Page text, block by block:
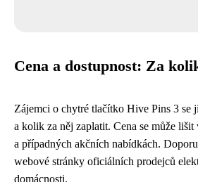
Cena a dostupnost: Za
Zájemci o chytré tlačítko Hive Pins 3 se
a kolik za něj zaplatit. Cena se může
a případných akčních nabídkách.
webové stránky oficiálních prodejců
domácnosti.